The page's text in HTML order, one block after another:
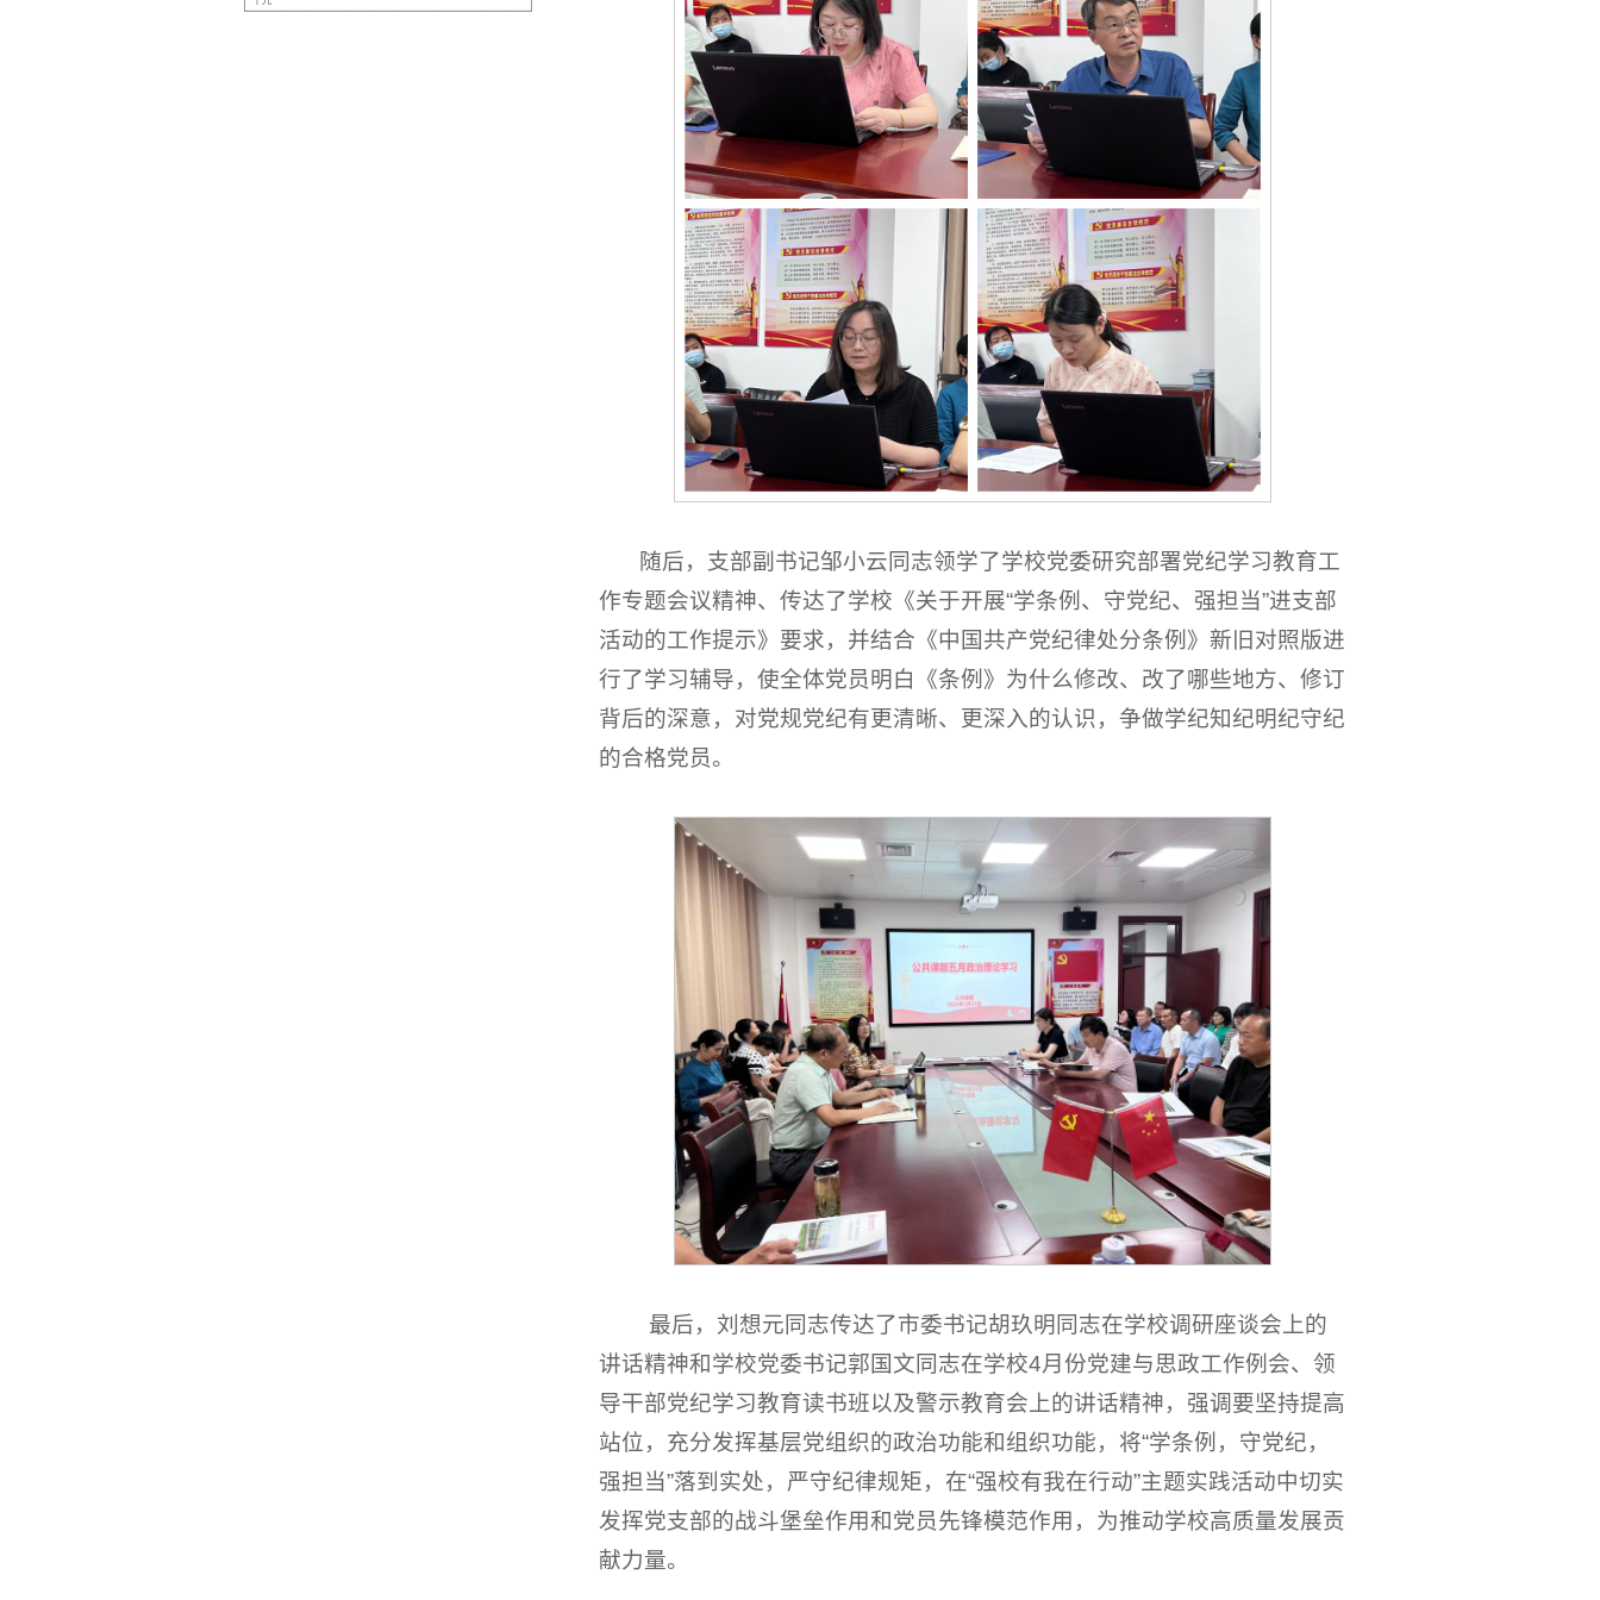
随后，支部副书记邹小云同志领学了学校党委研究部署党纪学习教育工
作专题会议精神、传达了学校《关于开展“学条例、守党纪、强担当”进支部
活动的工作提示》要求，并结合《中国共产党纪律处分条例》新旧对照版进
行了学习辅导，使全体党员明白《条例》为什么修改、改了哪些地方、修订
背后的深意，对党规党纪有更清晰、更深入的认识，争做学纪知纪明纪守纪
的合格党员。
最后，刘想元同志传达了市委书记胡玖明同志在学校调研座谈会上的
讲话精神和学校党委书记郭国文同志在学校4月份党建与思政工作例会、领
导干部党纪学习教育读书班以及警示教育会上的讲话精神，强调要坚持提高
站位，充分发挥基层党组织的政治功能和组织功能，将“学条例，守党纪，
强担当”落到实处，严守纪律规矩，在“强校有我在行动”主题实践活动中切实
发挥党支部的战斗堡垒作用和党员先锋模范作用，为推动学校高质量发展贡
献力量。